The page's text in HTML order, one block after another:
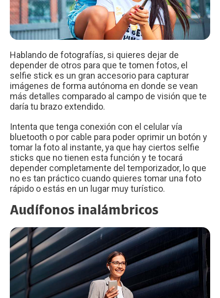
Hablando de fotografías, si quieres dejar de
depender de otros para que te tomen fotos, el
selfie stick es un gran accesorio para capturar
imágenes de forma autónoma en donde se vean
más detalles comparado al campo de visión que te
daría tu brazo extendido.
Intenta que tenga conexión con el celular vía
bluetooth o por cable para poder oprimir un botón y
tomar la foto al instante, ya que hay ciertos selfie
sticks que no tienen esta función y te tocará
depender completamente del temporizador, lo que
no es tan práctico cuando quieres tomar una foto
rápido o estás en un lugar muy turístico.
Audífonos inalámbricos